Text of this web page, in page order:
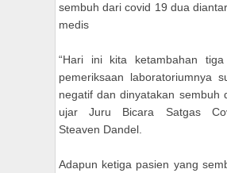
sembuh dari covid 19 dua
medis
“Hari ini kita ketambahan
pemeriksaan laboratoriumnya
negatif dan dinyatakan sembuh
ujar Juru Bicara Satgas
Steaven Dandel.
Adapun ketiga pasien yang